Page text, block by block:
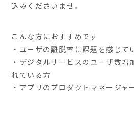
込みくださいませ。
こんな方におすすめです
・ユーザの離脱率に課題を感じて
・デジタルサービスのユーザ数増
れている方
・アプリのプロダクトマネージャ